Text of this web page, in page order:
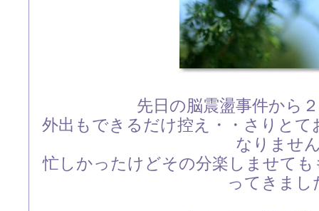
先日の脳震盪事件から
外出もできるだけ控え・・さりと
なりませ
忙しかったけどその分楽しませて
ってきまし